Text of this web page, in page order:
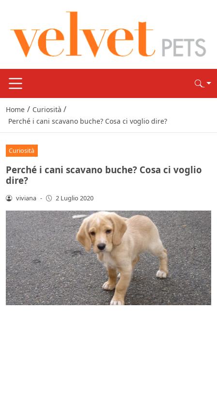
Home / Curiosità /
Perché i cani scavano buche? Cosa ci voglio dire?
Curiosità
Perché i cani scavano buche? Cosa ci voglio
dire?
viviana - 2 Luglio 2020